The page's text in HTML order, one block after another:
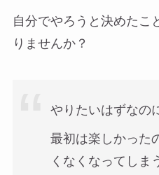
自分でやろうと決めたこ
りませんか？
やりたいはずなの
最初は楽しかった
くなくなってしま